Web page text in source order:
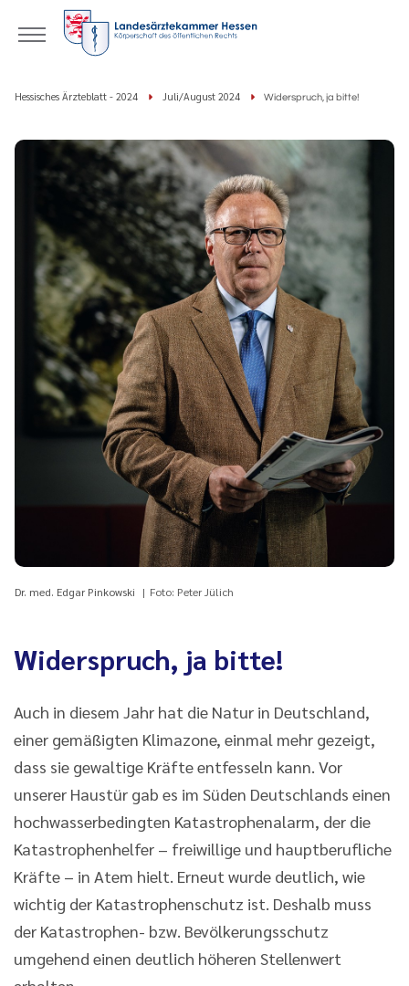
Hessisches Ärzteblatt - 2024 Juli/August 2024 Widerspruch, ja bitte!
Dr. med. Edgar Pinkowski Foto: Peter Jülich
Widerspruch, ja bitte!
Auch in diesem Jahr hat die Natur in Deutschland,
einer gemäßigten Klimazone, einmal mehr gezeigt,
dass sie gewaltige Kräfte entfesseln kann. Vor
unserer Haustür gab es im Süden Deutschlands einen
hochwasserbedingten Katastrophenalarm, der die
Katastrophenhelfer – freiwillige und hauptberufliche
Kräfte – in Atem hielt. Erneut wurde deutlich, wie
wichtig der Katastrophenschutz ist. Deshalb muss
der Katastrophen- bzw. Bevölkerungsschutz
umgehend einen deutlich höheren Stellenwert